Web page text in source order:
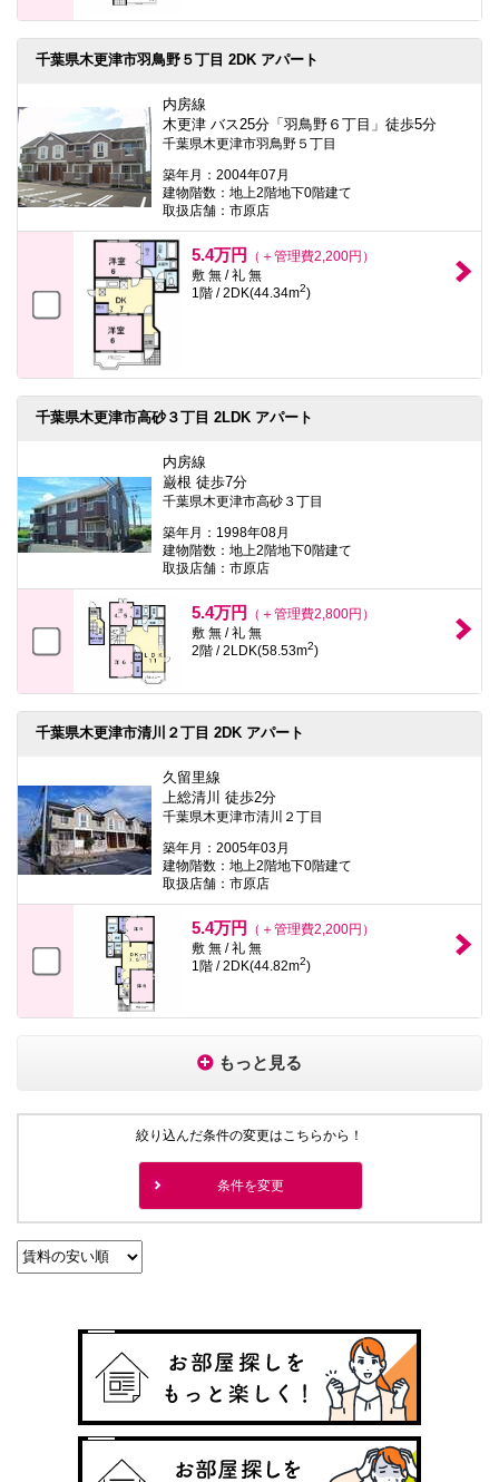
千葉県木更津市羽鳥野５丁目 2DK アパート
内房線
木更津 バス25分「羽鳥野６丁目」徒歩5分
千葉県木更津市羽鳥野５丁目
築年月：2004年07月
建物階数：地上2階地下0階建て
取扱店舗：市原店
5.4万円
（＋管理費2,200円）
敷 無 / 礼 無
1階 / 2DK(44.34m2)
千葉県木更津市高砂３丁目 2LDK アパート
内房線
巌根 徒歩7分
千葉県木更津市高砂３丁目
築年月：1998年08月
建物階数：地上2階地下0階建て
取扱店舗：市原店
5.4万円
（＋管理費2,800円）
敷 無 / 礼 無
2階 / 2LDK(58.53m2)
千葉県木更津市清川２丁目 2DK アパート
久留里線
上総清川 徒歩2分
千葉県木更津市清川２丁目
築年月：2005年03月
建物階数：地上2階地下0階建て
取扱店舗：市原店
5.4万円
（＋管理費2,200円）
敷 無 / 礼 無
1階 / 2DK(44.82m2)
もっと見る
絞り込んだ条件の変更はこちらから！
条件を変更